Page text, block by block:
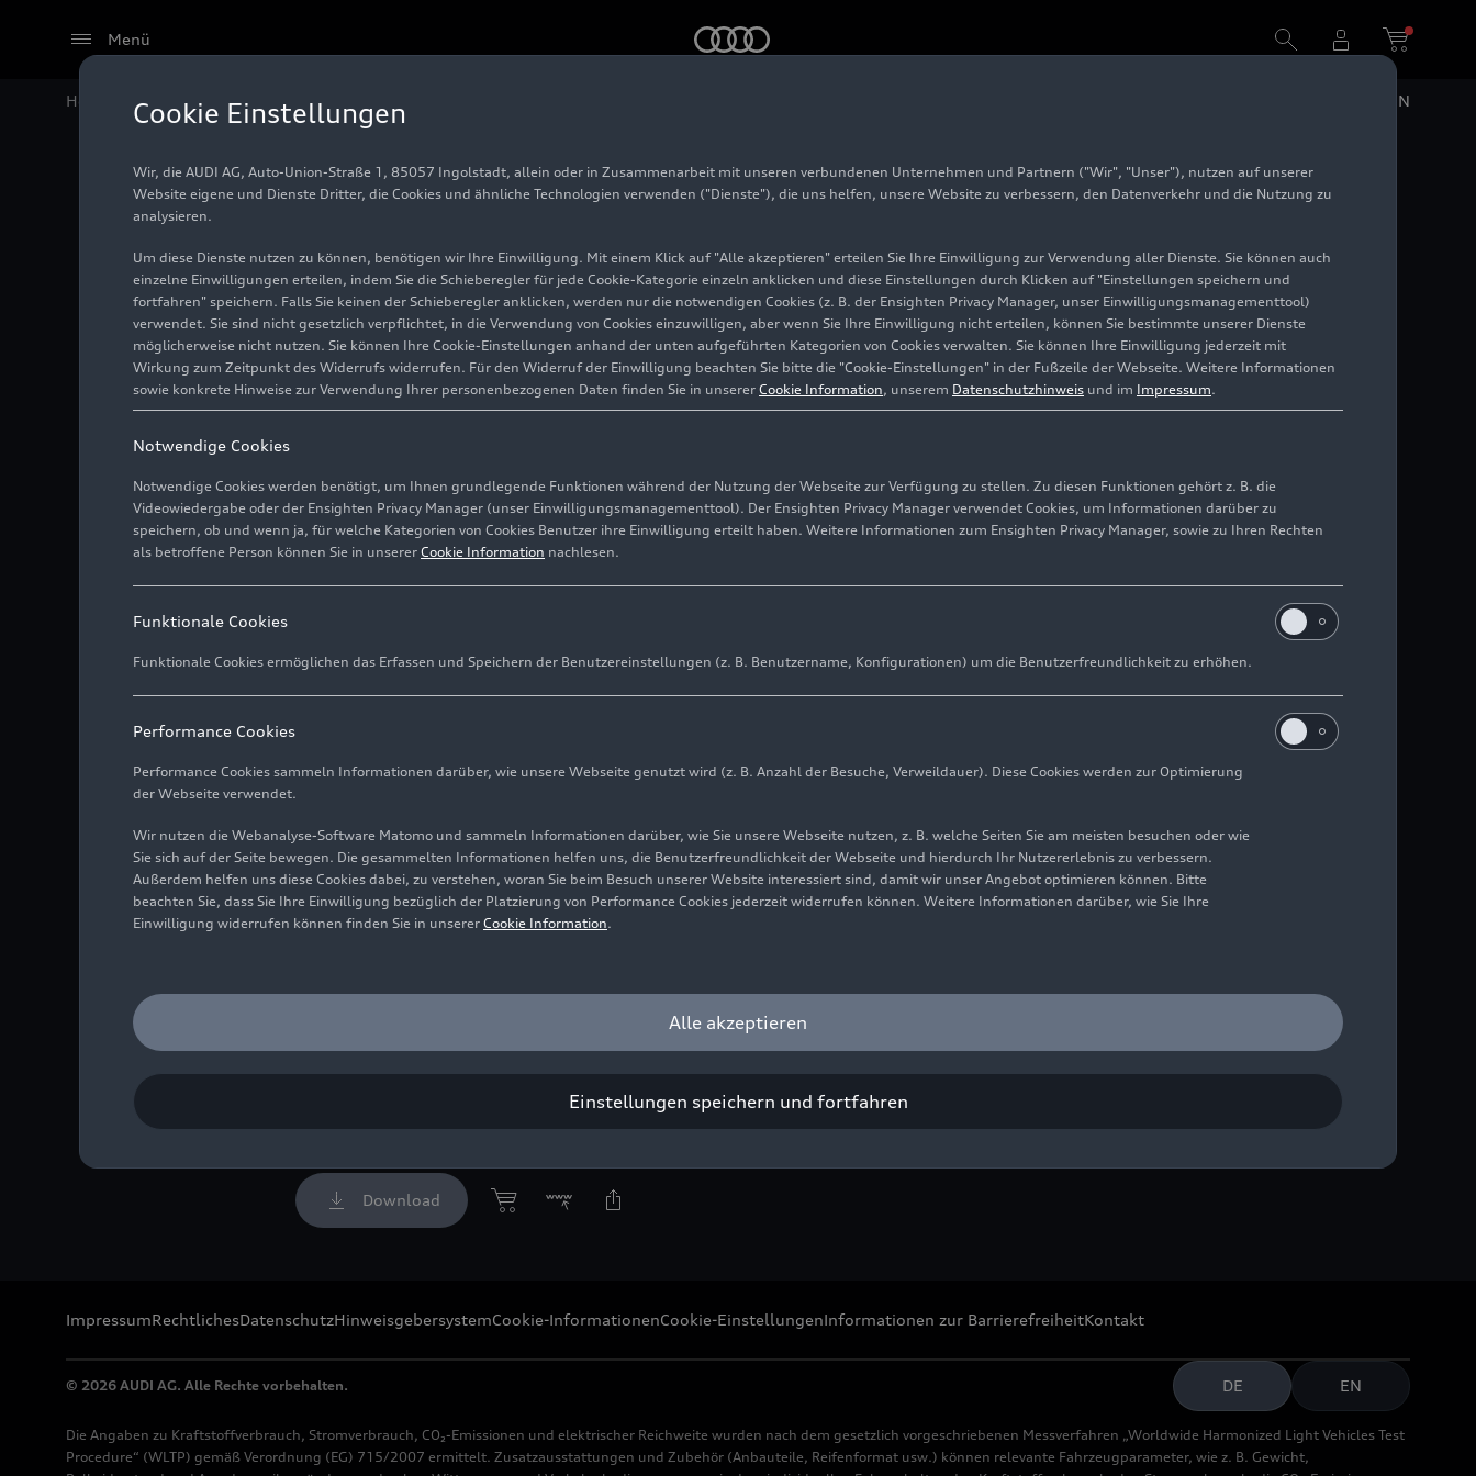
Menü
Home Audi Media Center Fotos EN
Audi A4 allroadquattro(2019 bis
2024)
Foto 17.07.2019
Download
ImpressumRechtlichesDatenschutzHinweisgebersystemCookie-InformationenCookie-EinstellungenInformationen zur BarrierefreiheitKontakt
© 2026 AUDI AG. Alle Rechte vorbehalten. DE EN
Die Angaben zu Kraftstoffverbrauch, Stromverbrauch, CO₂-Emissionen und elektrischer Reichweite wurden nach dem gesetzlich vorgeschriebenen Messverfahren „Worldwide Harmonized Light Vehicles Test
Procedure“ (WLTP) gemäß Verordnung (EG) 715/2007 ermittelt. Zusatzausstattungen und Zubehör (Anbauteile, Reifenformat usw.) können relevante Fahrzeugparameter, wie z. B. Gewicht,
Cookie Einstellungen
Wir, die AUDI AG, Auto-Union-Straße 1, 85057 Ingolstadt, allein oder in Zusammenarbeit mit unseren verbundenen Unternehmen und Partnern ("Wir", "Unser"), nutzen auf unserer
Website eigene und Dienste Dritter, die Cookies und ähnliche Technologien verwenden ("Dienste"), die uns helfen, unsere Website zu verbessern, den Datenverkehr und die Nutzung zu
analysieren.
Um diese Dienste nutzen zu können, benötigen wir Ihre Einwilligung. Mit einem Klick auf "Alle akzeptieren" erteilen Sie Ihre Einwilligung zur Verwendung aller Dienste. Sie können auch
einzelne Einwilligungen erteilen, indem Sie die Schieberegler für jede Cookie-Kategorie einzeln anklicken und diese Einstellungen durch Klicken auf "Einstellungen speichern und
fortfahren" speichern. Falls Sie keinen der Schieberegler anklicken, werden nur die notwendigen Cookies (z. B. der Ensighten Privacy Manager, unser Einwilligungsmanagementtool)
verwendet. Sie sind nicht gesetzlich verpflichtet, in die Verwendung von Cookies einzuwilligen, aber wenn Sie Ihre Einwilligung nicht erteilen, können Sie bestimmte unserer Dienste
möglicherweise nicht nutzen. Sie können Ihre Cookie-Einstellungen anhand der unten aufgeführten Kategorien von Cookies verwalten. Sie können Ihre Einwilligung jederzeit mit
Wirkung zum Zeitpunkt des Widerrufs widerrufen. Für den Widerruf der Einwilligung beachten Sie bitte die "Cookie-Einstellungen" in der Fußzeile der Webseite. Weitere Informationen
sowie konkrete Hinweise zur Verwendung Ihrer personenbezogenen Daten finden Sie in unserer Cookie Information, unserem Datenschutzhinweis und im Impressum.
Notwendige Cookies
Notwendige Cookies werden benötigt, um Ihnen grundlegende Funktionen während der Nutzung der Webseite zur Verfügung zu stellen. Zu diesen Funktionen gehört z. B. die
Videowiedergabe oder der Ensighten Privacy Manager (unser Einwilligungsmanagementtool). Der Ensighten Privacy Manager verwendet Cookies, um Informationen darüber zu
speichern, ob und wenn ja, für welche Kategorien von Cookies Benutzer ihre Einwilligung erteilt haben. Weitere Informationen zum Ensighten Privacy Manager, sowie zu Ihren Rechten
als betroffene Person können Sie in unserer Cookie Information nachlesen.
Funktionale Cookies
Funktionale Cookies ermöglichen das Erfassen und Speichern der Benutzereinstellungen (z. B. Benutzername, Konfigurationen) um die Benutzerfreundlichkeit zu erhöhen.
Performance Cookies
Performance Cookies sammeln Informationen darüber, wie unsere Webseite genutzt wird (z. B. Anzahl der Besuche, Verweildauer). Diese Cookies werden zur Optimierung
der Webseite verwendet.
Wir nutzen die Webanalyse-Software Matomo und sammeln Informationen darüber, wie Sie unsere Webseite nutzen, z. B. welche Seiten Sie am meisten besuchen oder wie
Sie sich auf der Seite bewegen. Die gesammelten Informationen helfen uns, die Benutzerfreundlichkeit der Webseite und hierdurch Ihr Nutzererlebnis zu verbessern.
Außerdem helfen uns diese Cookies dabei, zu verstehen, woran Sie beim Besuch unserer Website interessiert sind, damit wir unser Angebot optimieren können. Bitte
beachten Sie, dass Sie Ihre Einwilligung bezüglich der Platzierung von Performance Cookies jederzeit widerrufen können. Weitere Informationen darüber, wie Sie Ihre
Einwilligung widerrufen können finden Sie in unserer Cookie Information.
Alle akzeptieren
Einstellungen speichern und fortfahren